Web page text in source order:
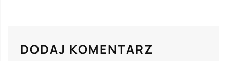
DODAJ KOMENTARZ